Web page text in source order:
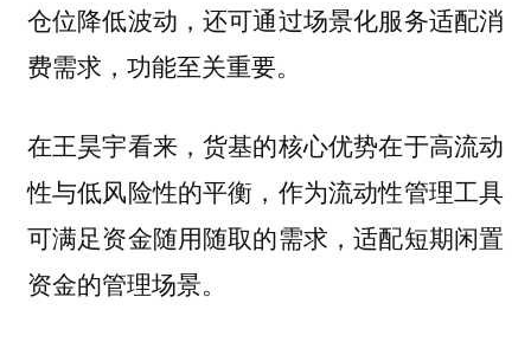
仓位降低波动，还可通过场景化服务适配消
费需求，功能至关重要。
在王昊宇看来，货基的核心优势在于高流动
性与低风险性的平衡，作为流动性管理工具
可满足资金随用随取的需求，适配短期闲置
资金的管理场景。